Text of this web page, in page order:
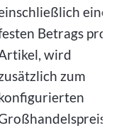
eines
Betrags pro
wird
zum